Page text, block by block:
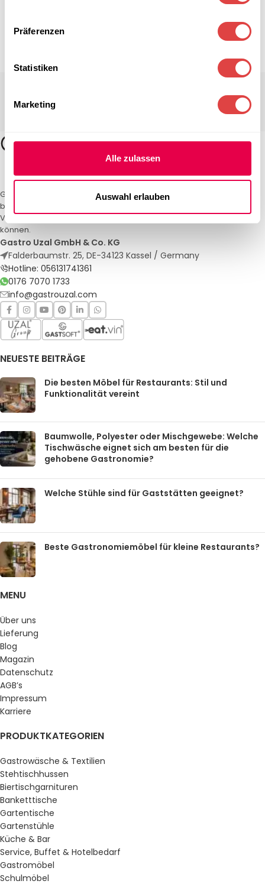
Präferenzen
Statistiken
Marketing
Alle zulassen
Auswahl erlauben
Gastro Uzal – Ihr Spezialist für Gastronomiemöbel und -textilien. Wir
bieten maßgeschneiderte Lösungen für Restaurants, Hotels und
Veranstaltungen. Qualität und Service, auf die Sie sich verlassen
können.
Gastro Uzal GmbH & Co. KG
Falderbaumstr. 25, DE-34123 Kassel / Germany
Hotline: 056131741361
0176 7070 1733
info@gastrouzal.com
NEUESTE BEITRÄGE
Die besten Möbel für Restaurants: Stil und
Funktionalität vereint
Baumwolle, Polyester oder Mischgewebe: Welche
Tischwäsche eignet sich am besten für die
gehobene Gastronomie?
Welche Stühle sind für Gaststätten geeignet?
Beste Gastronomiemöbel für kleine Restaurants?
MENU
Über uns
Lieferung
Blog
Magazin
Datenschutz
AGB’s
Impressum
Karriere
PRODUKTKATEGORIEN
Gastrowäsche & Textilien
Stehtischhussen
Biertischgarnituren
Banketttische
Gartentische
Gartenstühle
Küche & Bar
Service, Buffet & Hotelbedarf
Gastromöbel
Schulmöbel